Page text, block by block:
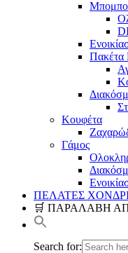
Πακέτα
Κουφέτα
Γάμος
ΠΕΛΑΤΕΣ
🛒 ΠΑΡΑΛΑΒΗ
Search for: